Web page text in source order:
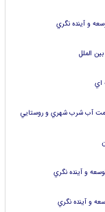
و آينده نگري
الملل
اي
آب شرب شهري و روستايي
و آينده نگري
و آينده نگري